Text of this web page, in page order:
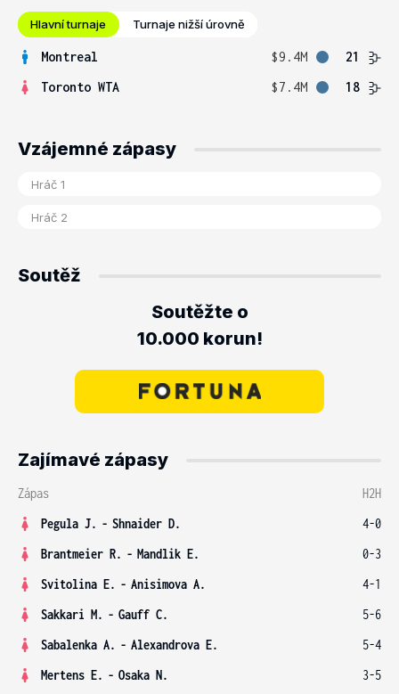
Hlavní turnaje Turnaje nižší úrovně
Montreal $9.4M
21
Toronto WTA
$7.4M 18
Vzájemné zápasy
Soutěž
Soutěžte o
10.000 korun!
Zajímavé zápasy
Zápas
H2H
Pegula J. - Shnaider D.
4-0
Brantmeier R. - Mandlik E.
0-3
Svitolina E. - Anisimova A.
4-1
Sakkari M. - Gauff C.
5-6
Sabalenka A. - Alexandrova E.
5-4
Mertens E. - Osaka N. 3-5